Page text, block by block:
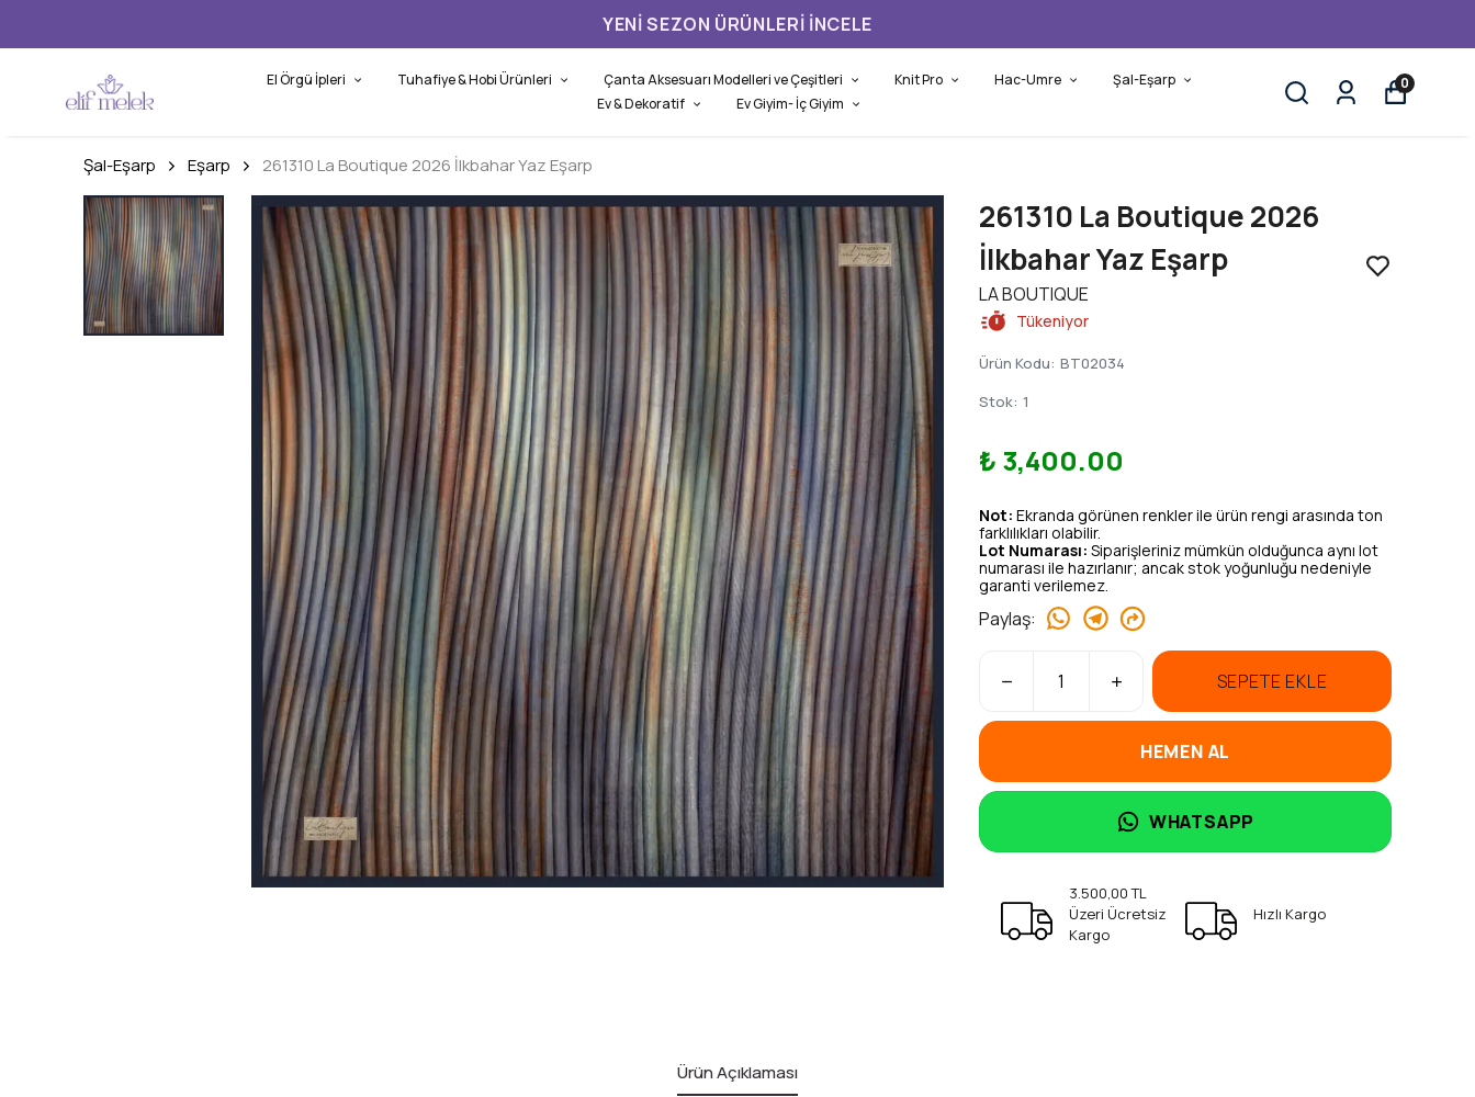
YENI SEZON ÜRÜNLERI İNCELE
El Örgü İpleri Tuhafiye & Hobi Ürünleri Çanta Aksesuarı Modelleri ve Çeşitleri Knit Pro Hac-Umre
Şal-Eşarp
Ev & Dekoratif
Ev Giyim- İç Giyim
0
Şal-Eşarp Eşarp 261310 La Boutique 2026 İlkbahar Yaz Eşarp
261310 La Boutique 2026
İlkbahar Yaz Eşarp
LA BOUTIQUE
Tükeniyor
Ürün Kodu: BT02034
Stok: 1
₺ 3,400.00
Not: Ekranda görünen renkler ile ürün rengi arasında ton
farklılıkları olabilir.
Lot Numarası: Siparişleriniz mümkün olduğunca aynı lot
numarası ile hazırlanır; ancak stok yoğunluğu nedeniyle
garanti verilemez.
Paylaş:
SEPETE EKLE
HEMEN AL
WHATSAPP
3.500,00 TL
Üzeri Ücretsiz
Kargo
Hızlı Kargo
Ürün Açıklaması